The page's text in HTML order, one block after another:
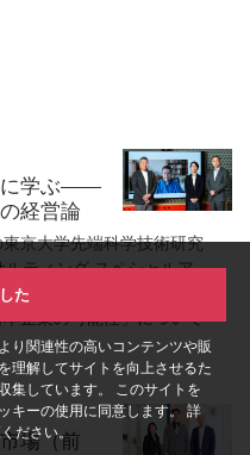
り関連性の高いコンテンツや販
理解してサイトを向上させるた
集しています。 このサイトを
キーの使用に同意します。 詳
ださい。
た
に学ぶ——
経営論
京大学先端科学技術研究
ティング スペシャルア
メンバーが、「キーウ視
企業の可能性」について
場（前